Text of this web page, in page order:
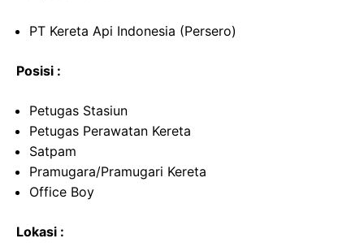
PT Kereta Api Indonesia (Persero)
Posisi :
Petugas Stasiun
Petugas Perawatan Kereta
Satpam
Pramugara/Pramugari Kereta
Office Boy
Lokasi :